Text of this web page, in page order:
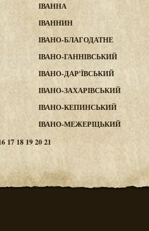
ІВАННА
ІВАННИН
ІВАНО-БЛАГОДАТНЕ
ІВАНО-ГАННІВСЬКИЙ
ІВАНО-ДАР'ЇВСЬКИЙ
ІВАНО-ЗАХАРІВСЬКИЙ
ІВАНО-КЕПИНСЬКИЙ
ІВАНО-МЕЖЕРІЦЬКИЙ
17 18 192021